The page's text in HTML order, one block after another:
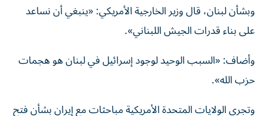
وبشأن لبنان، قال وزير الخارجية الأمريكي: «ينبغي أن نساعد
على بناء قدرات الجيش اللبناني».
وأضاف: «السبب الوحيد لوجود إسرائيل في لبنان هو هجمات
حزب الله».
وتجري الولايات المتحدة الأمريكية مباحثات مع إيران بشأن فتح